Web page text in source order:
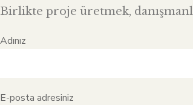
Birlikte proje üretmek,
Adınız
E-posta adresiniz